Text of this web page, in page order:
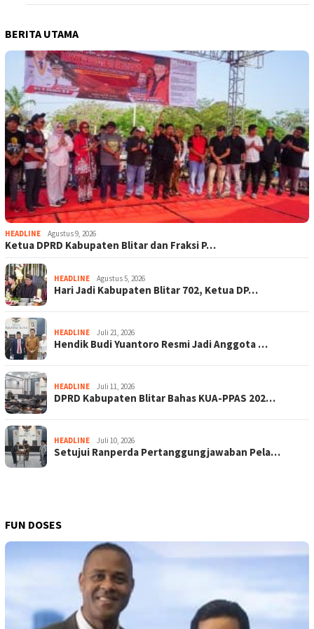
BERITA UTAMA
HEADLINE Agustus 9, 2026
Ketua DPRD Kabupaten Blitar dan Fraksi P…
HEADLINE Agustus 5, 2026
Hari Jadi Kabupaten Blitar 702, Ketua DP…
HEADLINE Juli 21, 2026
Hendik Budi Yuantoro Resmi Jadi Anggota …
HEADLINE Juli 11, 2026
DPRD Kabupaten Blitar Bahas KUA-PPAS 202…
HEADLINE Juli 10, 2026
Setujui Ranperda Pertanggungjawaban Pela…
FUN DOSES